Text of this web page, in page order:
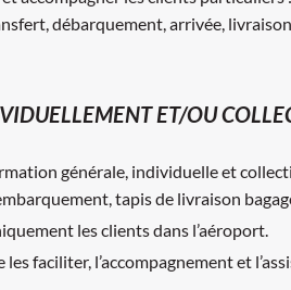
débarquement, arrivée,
ET/OU
générale, individuelle et
tapis de livraison
les clients dans l’aéroport.
faciliter, l’accompagnement et